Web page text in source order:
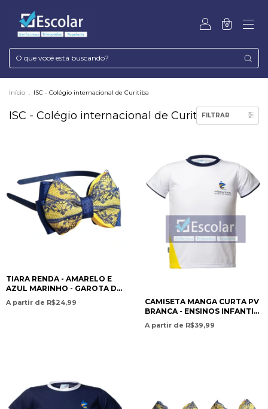
0
Início . ISC - Colégio internacional de Curitiba
ISC - Colégio internacional de CuritibaFILTRAR
TIARA RENDA - AMARELO E
AZUL MARINHO - GAROTA DO
A partir de R$24,99
CAMISETA MANGA CURTA PV
BRANCA - ENSINOS INFANTIL
E FUNDAMENTAL / SHORT-
SLEEVE PV T-SHIRT – WHITE –
A partir de R$39,99